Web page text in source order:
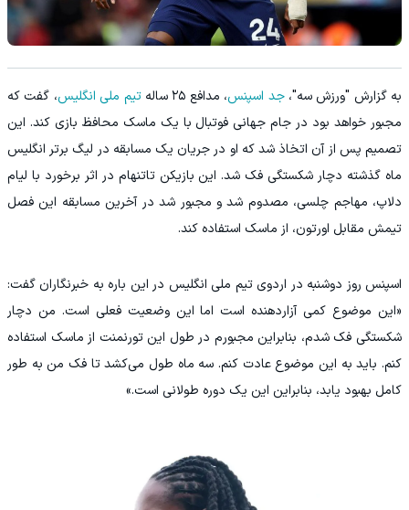
به گزارش "ورزش سه"،جد اسپنس، مدافع ۲۵ ساله تیم ملی انگلیس، گفت که
مجبور خواهد بود در جام جهانی فوتبال با یک ماسک محافظ بازی کند. این
تصمیم پس از آن اتخاذ شد که او در جریان یک مسابقه در لیگ برتر انگلیس
ماه گذشته دچار شکستگی فک شد. این بازیکن تاتنهام در اثر برخورد با لیام
دلاپ، مهاجم چلسی، مصدوم شد و مجبور شد در آخرین مسابقه این فصل
تیمش مقابل اورتون، از ماسک استفاده کند.
اسپنس روز دوشنبه در اردوی تیم ملی انگلیس در این باره به خبرنگاران گفت:
«این موضوع کمی آزاردهنده است اما این وضعیت فعلی است. من دچار
شکستگی فک شدم، بنابراین مجبورم در طول این تورنمنت از ماسک استفاده
کنم. باید به این موضوع عادت کنم. سه ماه طول می‌کشد تا فک من به طور
کامل بهبود یابد، بنابراین این یک دوره طولانی است.»